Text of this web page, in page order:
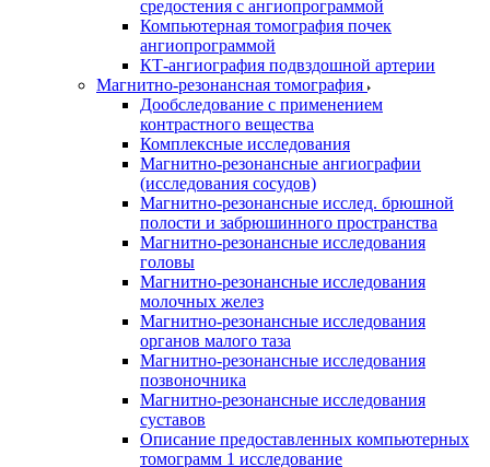
средостения с ангиопрограммой
Компьютерная томография почек
ангиопрограммой
КТ-ангиография подвздошной артерии
Магнитно-резонансная томография
Дообследование с применением
контрастного вещества
Комплексные исследования
Магнитно-резонансные ангиографии
(исследования сосудов)
Магнитно-резонансные исслед. брюшной
полости и забрюшинного пространства
Магнитно-резонансные исследования
головы
Магнитно-резонансные исследования
молочных желез
Магнитно-резонансные исследования
органов малого таза
Магнитно-резонансные исследования
позвоночника
Магнитно-резонансные исследования
суставов
Описание предоставленных компьютерных
томограмм 1 исследование